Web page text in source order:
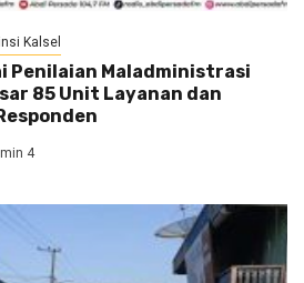
Kalsel
Penilaian Maladministrasi
85 Unit Layanan dan
4